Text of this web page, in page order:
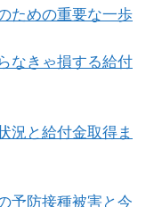
ための重要な一歩
なきゃ損する給付
況と給付金取得ま
予防接種被害と今